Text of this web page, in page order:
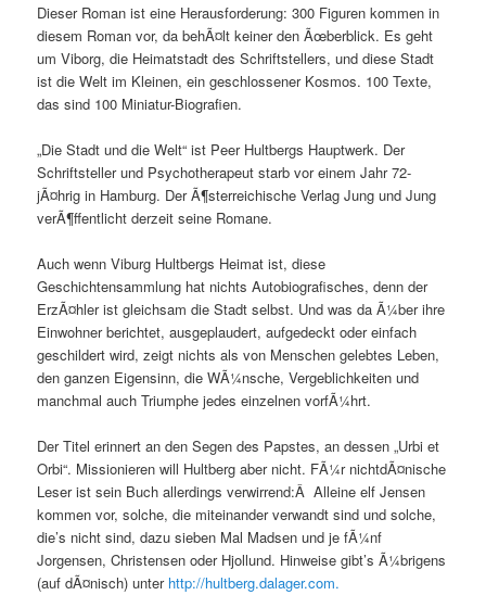
Dieser Roman ist eine Herausforderung: 300 Figuren kommen in
diesem Roman vor, da behÃ¤lt keiner den Ãœberblick. Es geht
um Viborg, die Heimatstadt des Schriftstellers, und diese Stadt
ist die Welt im Kleinen, ein geschlossener Kosmos. 100 Texte,
das sind 100 Miniatur-Biografien.
„Die Stadt und die Welt“ ist Peer Hultbergs Hauptwerk. Der
Schriftsteller und Psychotherapeut starb vor einem Jahr 72-
jÃ¤hrig in Hamburg. Der Ã¶sterreichische Verlag Jung und Jung
verÃ¶ffentlicht derzeit seine Romane.
Auch wenn Viburg Hultbergs Heimat ist, diese
Geschichtensammlung hat nichts Autobiografisches, denn der
ErzÃ¤hler ist gleichsam die Stadt selbst. Und was da Ã¼ber ihre
Einwohner berichtet, ausgeplaudert, aufgedeckt oder einfach
geschildert wird, zeigt nichts als von Menschen gelebtes Leben,
den ganzen Eigensinn, die WÃ¼nsche, Vergeblichkeiten und
manchmal auch Triumphe jedes einzelnen vorfÃ¼hrt.
Der Titel erinnert an den Segen des Papstes, an dessen „Urbi et
Orbi“. Missionieren will Hultberg aber nicht. FÃ¼r nichtdÃ¤nische
Leser ist sein Buch allerdings verwirrend:Â Alleine elf Jensen
kommen vor, solche, die miteinander verwandt sind und solche,
die’s nicht sind, dazu sieben Mal Madsen und je fÃ¼nf
Jorgensen, Christensen oder Hjollund. Hinweise gibt’s Ã¼brigens
(auf dÃ¤nisch) unter http://hultberg.dalager.com.